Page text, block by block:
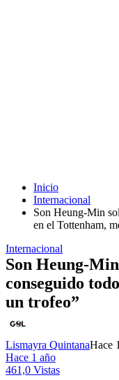
Inicio
Internacional
Son Heung-Min
en el Tottenham,
Internacional
Son Heung-
conseguido
un trofeo”
Lismayra QuintanaHace
Hace 1 año
461,0 Vistas